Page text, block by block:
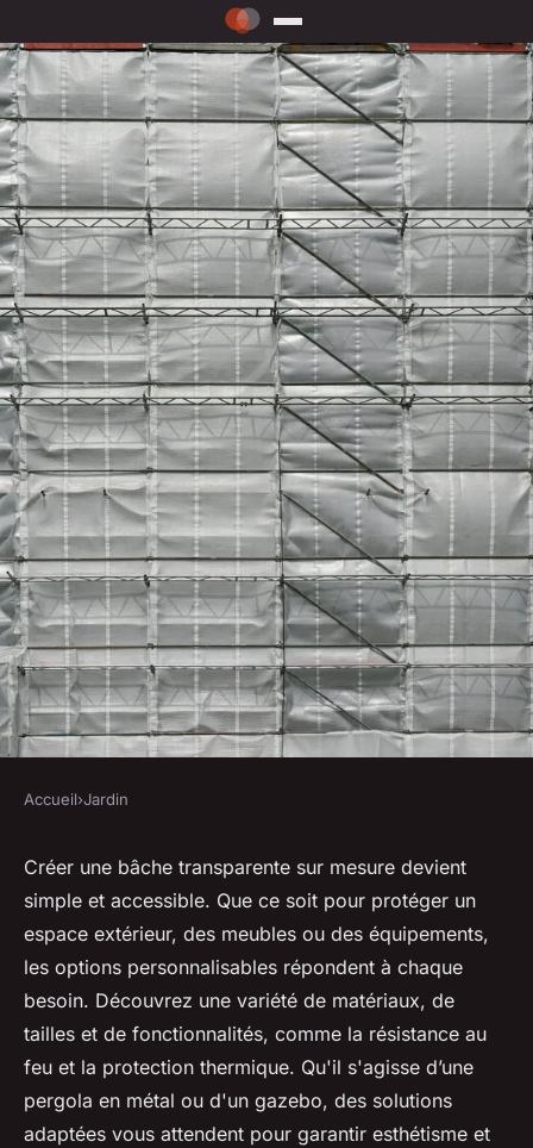
Créez votre bâche
transparente sur mesure en
toute simplicité
antoine• 23 janvier 2025•5 min de lecture
Accueil›Jardin
Créer une bâche transparente sur mesure devient
simple et accessible. Que ce soit pour protéger un
espace extérieur, des meubles ou des équipements,
les options personnalisables répondent à chaque
besoin. Découvrez une variété de matériaux, de
tailles et de fonctionnalités, comme la résistance au
feu et la protection thermique. Qu'il s'agisse d’une
pergola en métal ou d'un gazebo, des solutions
adaptées vous attendent pour garantir esthétisme et